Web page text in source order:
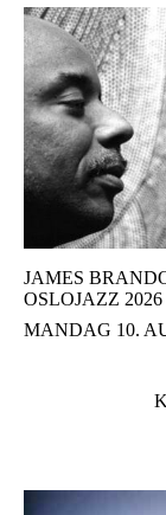
JAMES
OSLOJAZZ 2026
MANDAG 10.